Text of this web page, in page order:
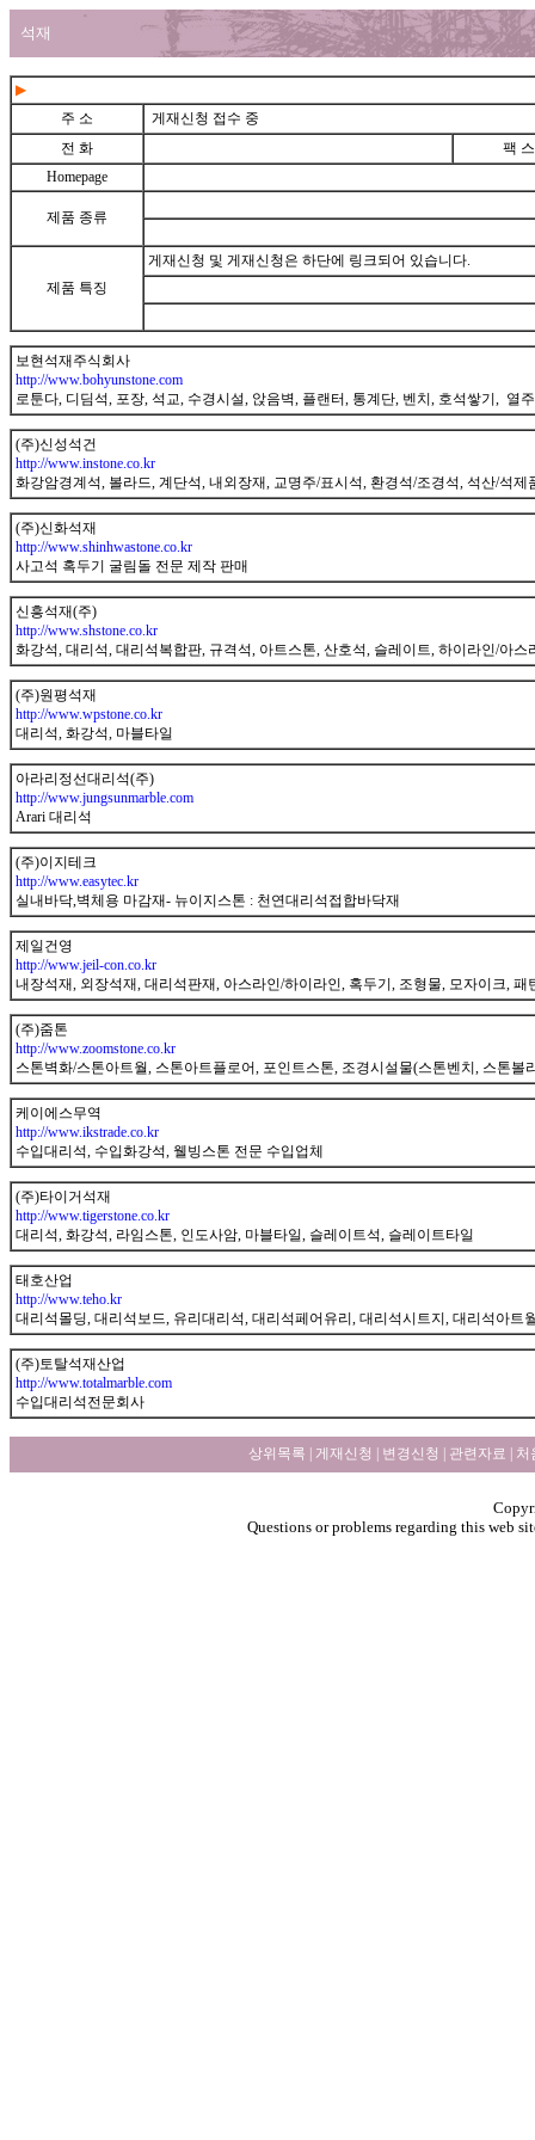
석재
▶
주 소
게재신청 접수 중
전 화
팩 스
Homepage
제품 종류
제품 특징
게재신청 및 게재신청은 하단에 링크되어 있습니다.
보현석재주식회사
http://www.bohyunstone.com
로툰다, 디딤석, 포장, 석교, 수경시설, 앉음벽, 플랜터, 통계단, 벤치, 호석쌓기, 열
(주)신성석건
http://www.instone.co.kr
화강암경계석, 볼라드, 계단석, 내외장재, 교명주/표시석, 환경석/조경석, 석산/석제
(주)신화석재
http://www.shinhwastone.co.kr
사고석 혹두기 굴림돌 전문 제작 판매
신흥석재(주)
http://www.shstone.co.kr
화강석, 대리석, 대리석복합판, 규격석, 아트스톤, 산호석, 슬레이트, 하이라인/아스
(주)원평석재
http://www.wpstone.co.kr
대리석, 화강석, 마블타일
아라리정선대리석(주)
http://www.jungsunmarble.com
Arari 대리석
(주)이지테크
http://www.easytec.kr
실내바닥,벽체용 마감재- 뉴이지스톤 : 천연대리석접합바닥재
제일건영
http://www.jeil-con.co.kr
내장석재, 외장석재, 대리석판재, 아스라인/하이라인, 혹두기, 조형물, 모자이크,
(주)줌톤
http://www.zoomstone.co.kr
스톤벽화/스톤아트월, 스톤아트플로어, 포인트스톤, 조경시설물(스톤벤치, 스톤볼
케이에스무역
http://www.ikstrade.co.kr
수입대리석, 수입화강석, 웰빙스톤 전문 수입업체
(주)타이거석재
http://www.tigerstone.co.kr
대리석, 화강석, 라임스톤, 인도사암, 마블타일, 슬레이트석, 슬레이트타일
태호산업
http://www.teho.kr
대리석몰딩, 대리석보드, 유리대리석, 대리석페어유리, 대리석시트지, 대리석아트
(주)토탈석재산업
http://www.totalmarble.com
수입대리석전문회사
상위목록 게재신청 변경신청 관련자료 처
Questions or problems regarding this web